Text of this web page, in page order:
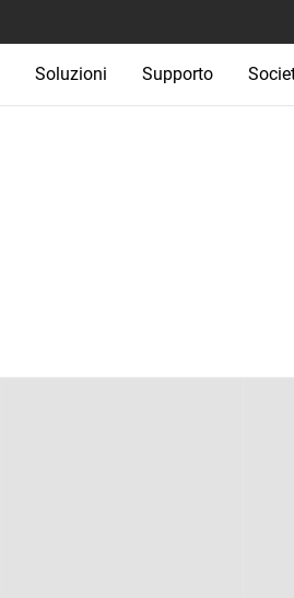
Soluzioni Supporto